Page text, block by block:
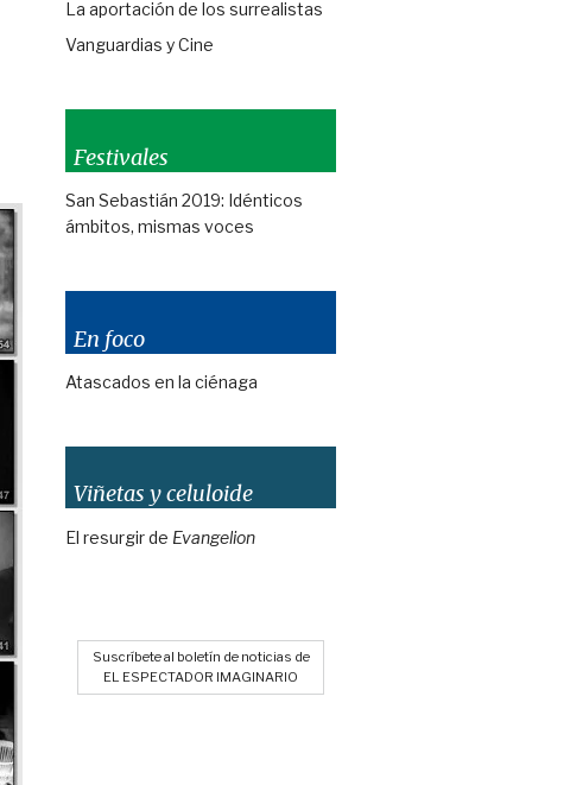
La aportación de los surrealistas
Vanguardias y Cine
Festivales
San Sebastián 2019: Idénticos
ámbitos, mismas voces
En foco
Atascados en la ciénaga
Viñetas y celuloide
El resurgir de Evangelion
Suscríbete al boletín de noticias de
EL ESPECTADOR IMAGINARIO